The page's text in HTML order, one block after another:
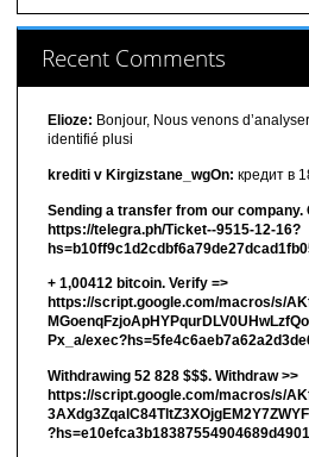
Recent Comments
Elioze: Bonjour, Nous venons
identifié plusi
krediti v Kirgizstane_wgOn: кредит в
Sending a transfer from our company.
https://telegra.ph/Ticket--9515-12-16?
+ 1,00412 bitсоin. Verify =>
https://script.google.com/macros/s/
Px_a/
Withdrawing 52 828 $$$. Withdrаw >>
https://script.google.com/macros/s/